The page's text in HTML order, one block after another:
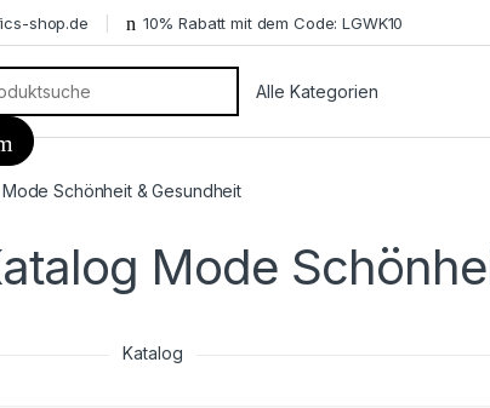
shop.de 10% Rabatt mit dem Code: LGWK10
for:
Schönheit & Gesundheit
Mode
Katalog